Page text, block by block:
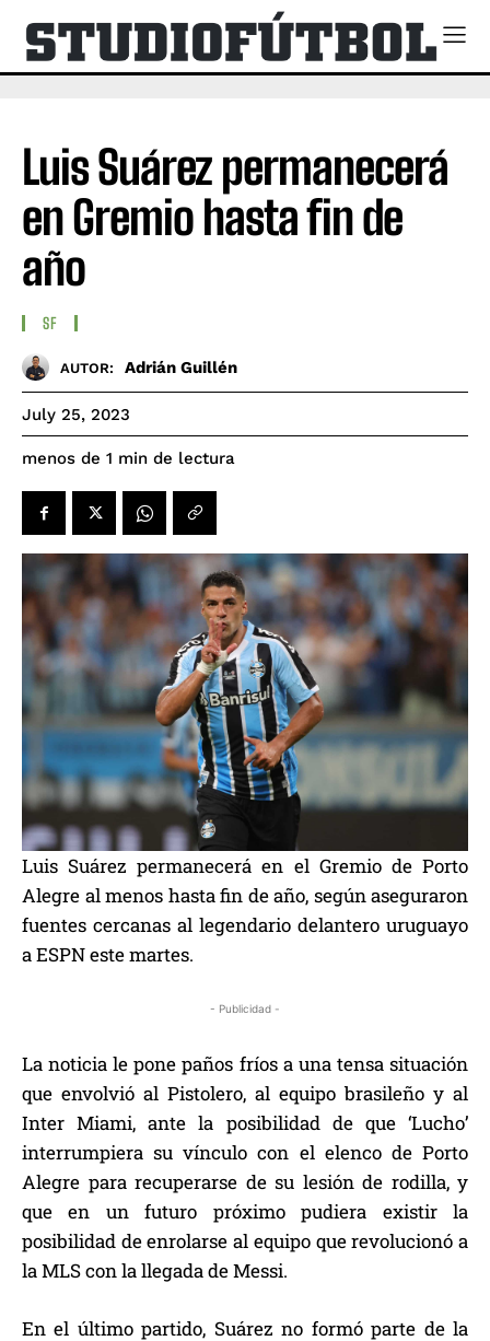
Luis Suárez permanecerá
en Gremio hasta fin de
año
SF
AUTOR: Adrián Guillén
July 25, 2023
menos de 1 min de lectura
Luis Suárez permanecerá en el Gremio de Porto
Alegre al menos hasta fin de año, según aseguraron
fuentes cercanas al legendario delantero uruguayo
a ESPN este martes.
- Publicidad -
La noticia le pone paños fríos a una tensa situación
que envolvió al Pistolero, al equipo brasileño y al
Inter Miami, ante la posibilidad de que ‘Lucho’
interrumpiera su vínculo con el elenco de Porto
Alegre para recuperarse de su lesión de rodilla, y
que en un futuro próximo pudiera existir la
posibilidad de enrolarse al equipo que revolucionó a
la MLS con la llegada de Messi.
En el último partido, Suárez no formó parte de la